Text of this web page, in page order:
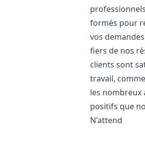
formés pour
vos
fiers de nos
clients sont
travail,
les nombreux
positifs que
N'attend